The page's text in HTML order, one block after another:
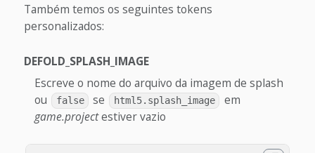
Também temos os seguintes tokens
personalizados:
DEFOLD_SPLASH_IMAGE
Escreve o nome do arquivo da imagem de splash
ou
false se html5.splash_image
em
game.projectestiver vazio